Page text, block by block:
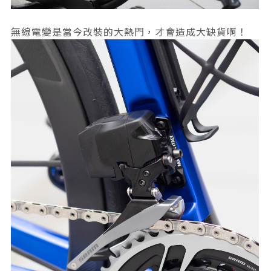
無線電變是當今改裝的大熱門，才會造成大缺貨啊！